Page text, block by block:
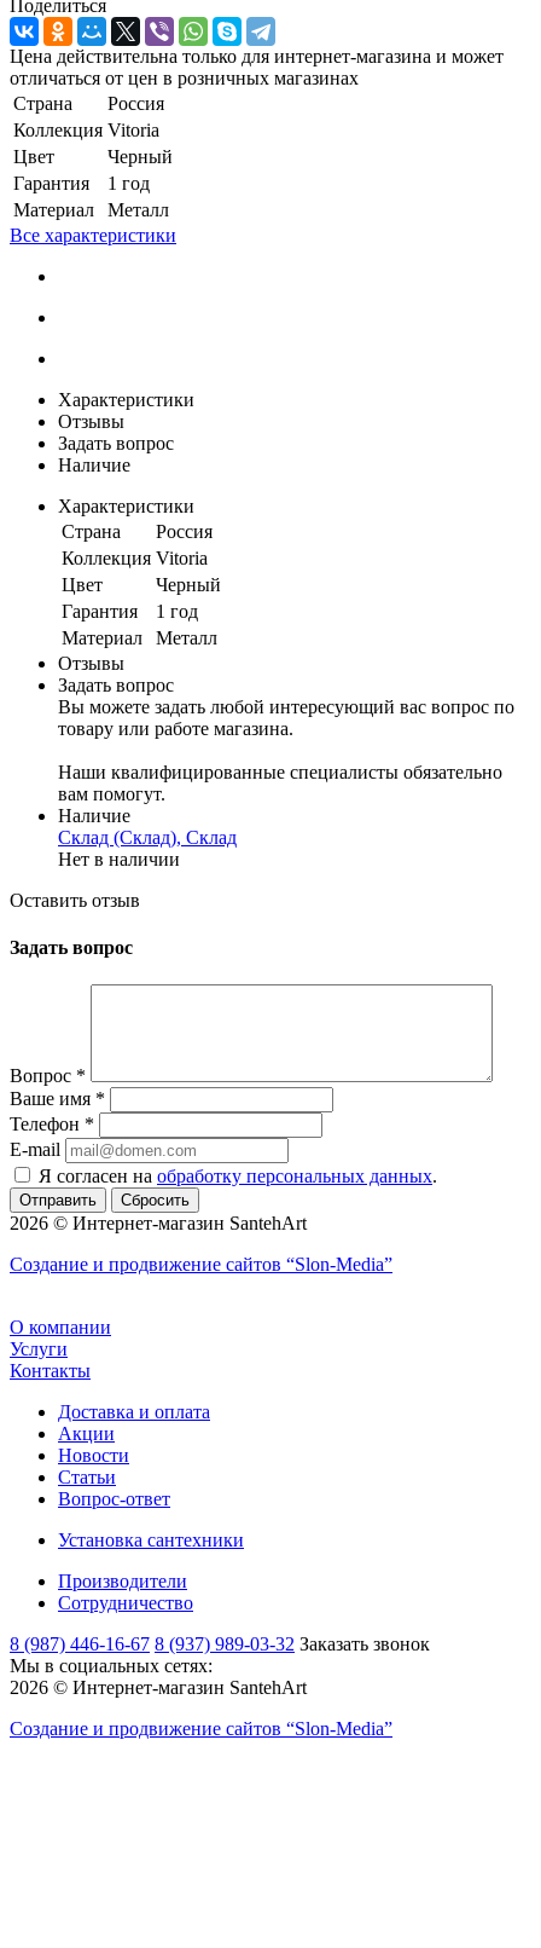
Поделиться
Цена действительна только для интернет-магазина и может
отличаться от цен в розничных магазинах
Страна
Россия
Коллекция Vitoria
Цвет
Черный
Гарантия
1 год
Материал
Металл
Все характеристики
Характеристики
Отзывы
Задать вопрос
Наличие
Характеристики
Страна
Россия
Коллекция Vitoria
Цвет
Черный
Гарантия
1 год
Материал
Металл
Отзывы
Задать вопрос
Вы можете задать любой интересующий вас вопрос по
товару или работе магазина.
Наши квалифицированные специалисты обязательно
вам помогут.
Наличие
Склад (Склад), Склад
Нет в наличии
Оставить отзыв
Задать вопрос
Вопрос *
Ваше имя *
Телефон *
E-mail
Я согласен на обработку персональных данных.
Сбросить
2026 © Интернет-магазин SantehArt
Создание и продвижение сайтов “Slon-Media”
О компании
Услуги
Контакты
Доставка и оплата
Акции
Новости
Статьи
Вопрос-ответ
Установка сантехники
Производители
Сотрудничество
8 (987) 446-16-67 8 (937) 989-03-32 Заказать звонок
Мы в социальных сетях:
2026 © Интернет-магазин SantehArt
Создание и продвижение сайтов “Slon-Media”